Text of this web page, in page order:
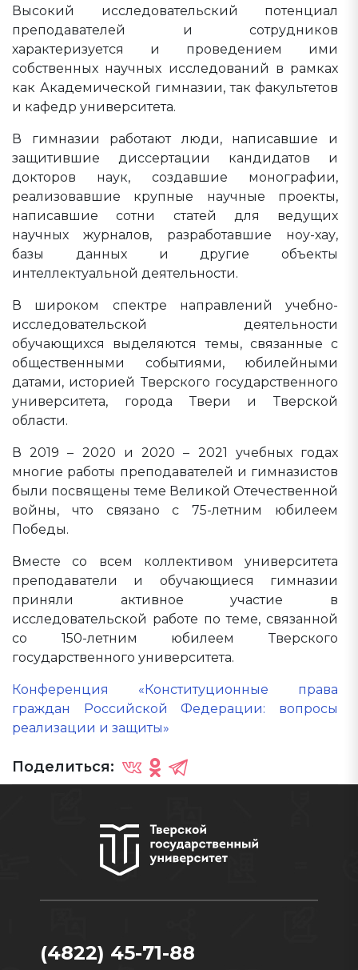
Высокий исследовательский потенциал
преподавателей и сотрудников
характеризуется и проведением ими
собственных научных исследований в рамках
как Академической гимназии, так факультетов
и кафедр университета.
В гимназии работают люди, написавшие и
защитившие диссертации кандидатов и
докторов наук, создавшие монографии,
реализовавшие крупные научные проекты,
написавшие сотни статей для ведущих
научных журналов, разработавшие ноу-хау,
базы данных и другие объекты
интеллектуальной деятельности.
В широком спектре направлений учебно-
исследовательской деятельности
обучающихся выделяются темы, связанные с
общественными событиями, юбилейными
датами, историей Тверского государственного
университета, города Твери и Тверской
области.
В 2019 – 2020 и 2020 – 2021 учебных годах
многие работы преподавателей и гимназистов
были посвящены теме Великой Отечественной
войны, что связано с 75-летним юбилеем
Победы.
Вместе со всем коллективом университета
преподаватели и обучающиеся гимназии
приняли активное участие в
исследовательской работе по теме, связанной
со 150-летним юбилеем Тверского
государственного университета.
Конференция «Конституционные права
граждан Российской Федерации: вопросы
реализации и защиты»
Поделиться:
(4822) 45-71-88